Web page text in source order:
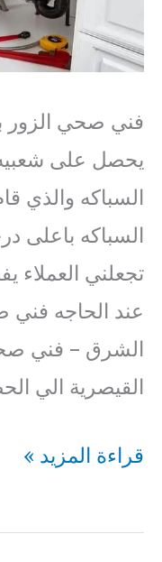
فني صحي الزور
يحصل على
السباكه والذي
السباكه باعلى
تجعلني العملاء
عند الحاجه
الشرق – فني
القيصرية الي
فني
الزور
قراءة المزيد »